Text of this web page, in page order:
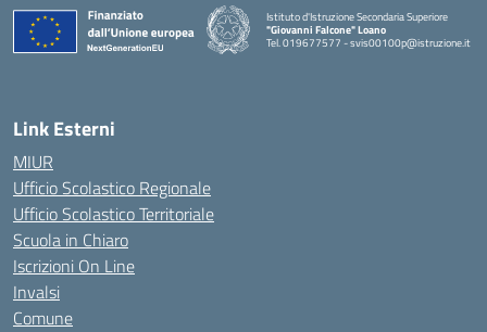
Istituto d'Istruzione Secondaria Superiore
"Giovanni Falcone" Loano
Tel. 019677577 - svis00100p@istruzione.it
— Visita la pagina iniziale della scuola
Link Esterni
MIUR
Ufficio Scolastico Regionale
Ufficio Scolastico Territoriale
Scuola in Chiaro
Iscrizioni On Line
Invalsi
Comune